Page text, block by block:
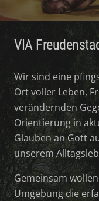
VIA
Wir sind eine
Ort voller Leben,
verändernden
Orientierung in
Glauben an Gott
unserem
Gemeinsam
Umgebung die